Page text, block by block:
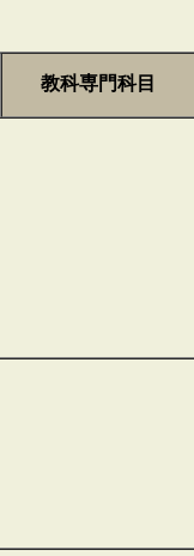
教科専門科目